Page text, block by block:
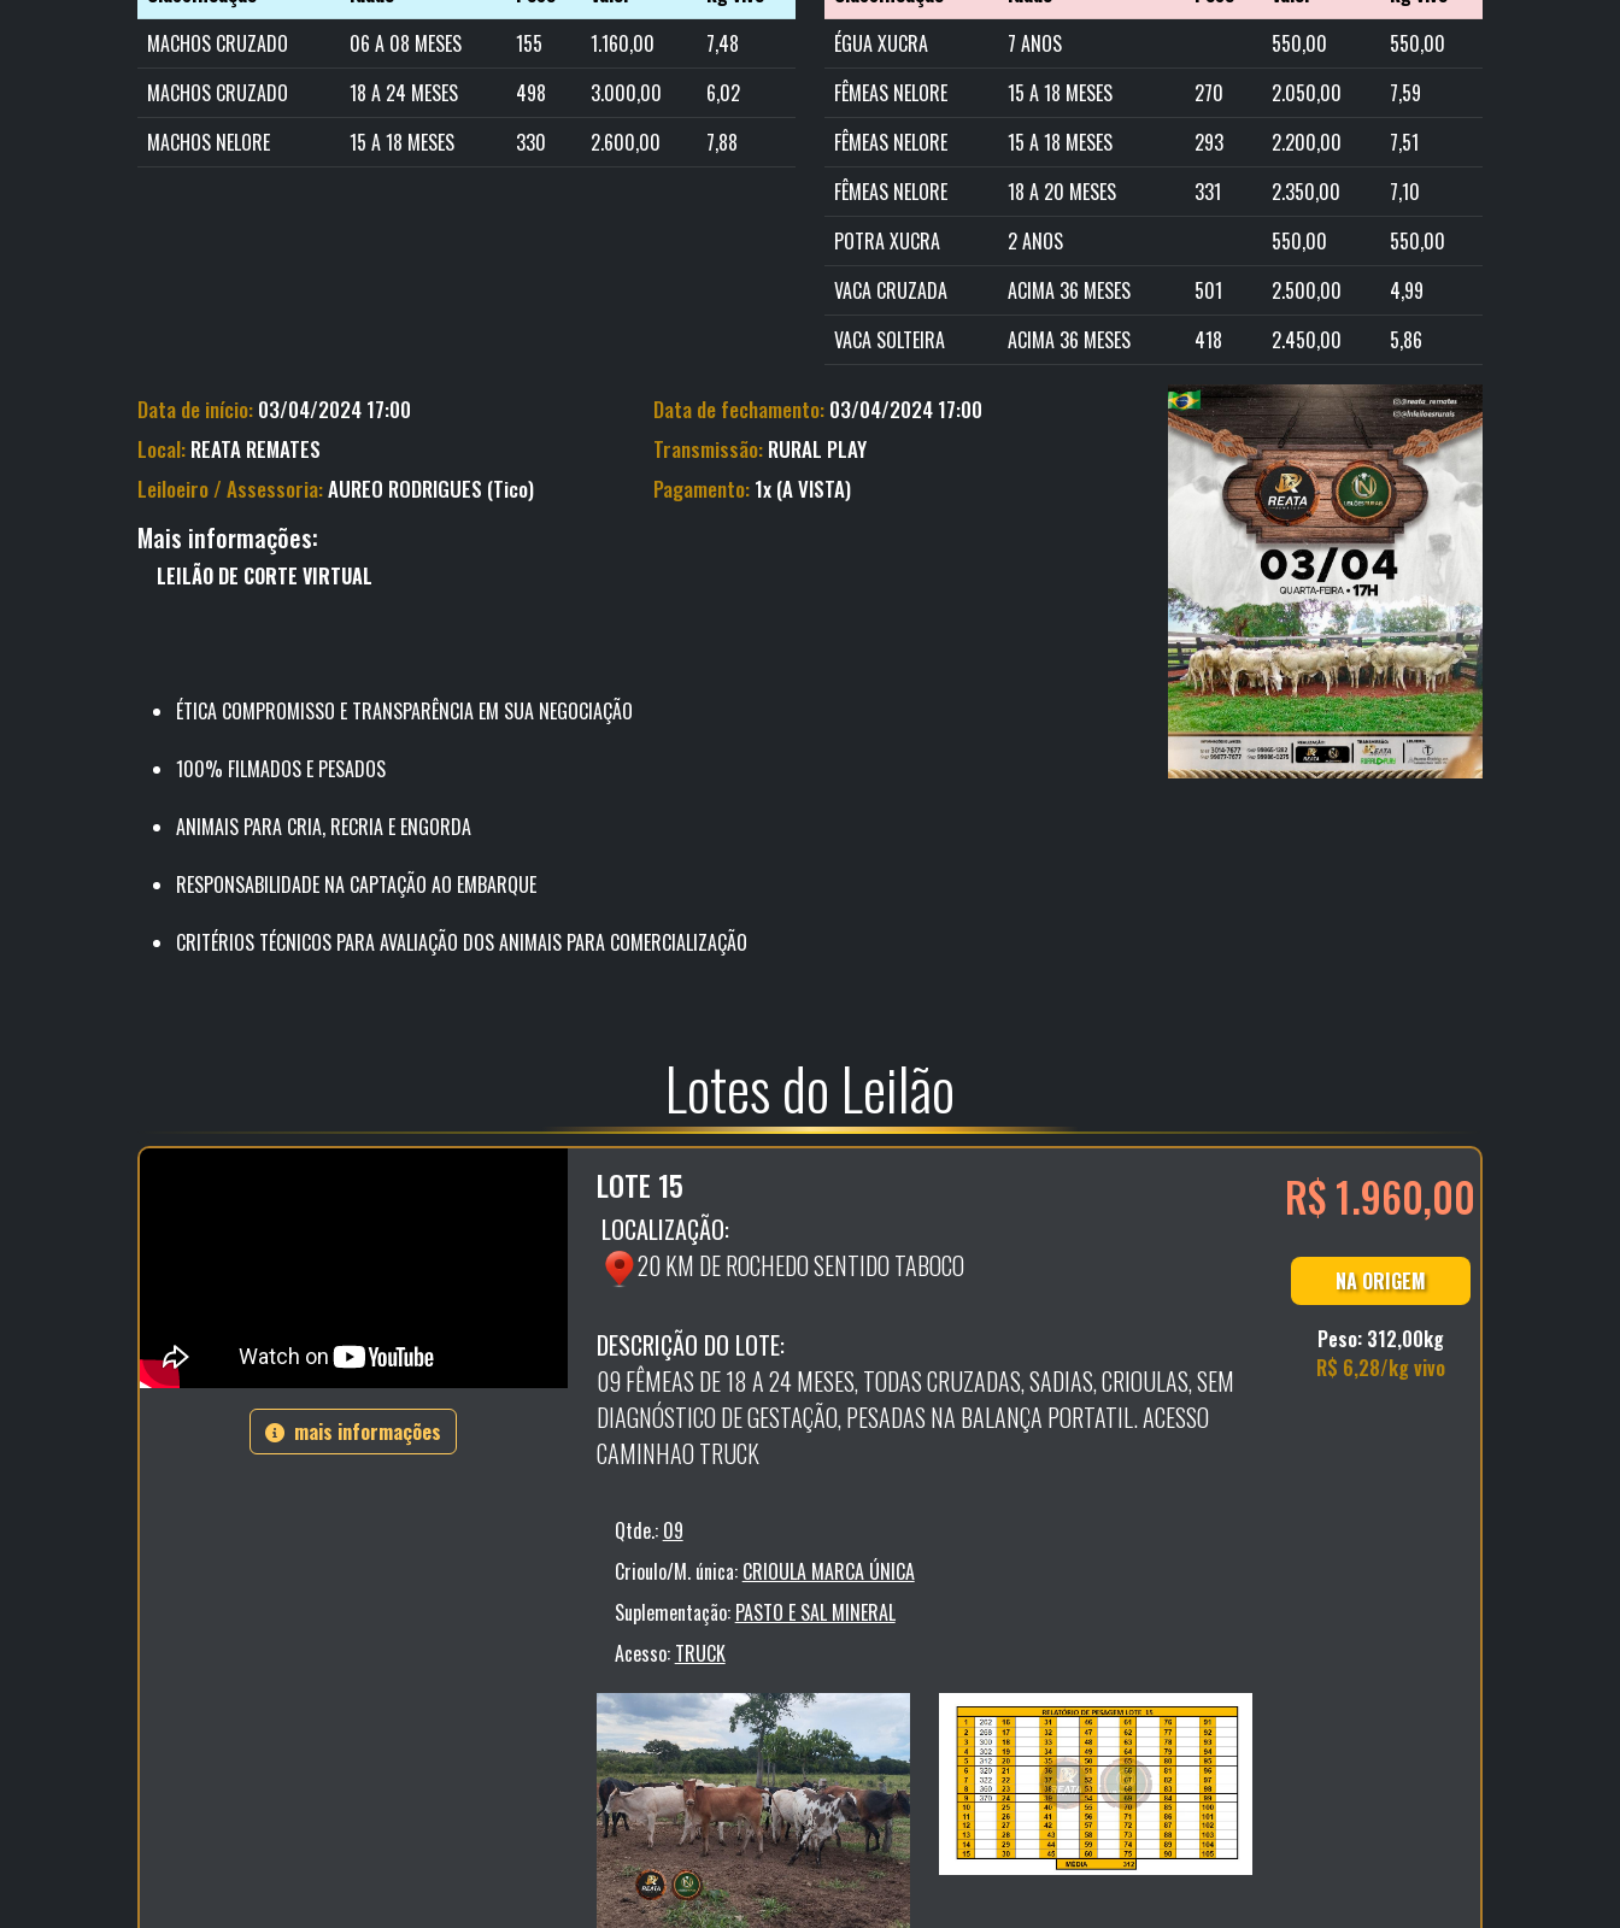
MACHOS CRUZADO
06 A 08 MESES 155 1.160,00
7,48
MACHOS CRUZADO
18 A 24 MESES 498 3.000,00
6,02
MACHOS NELORE
15 A 18 MESES 330 2.600,00 7,88
ÉGUA XUCRA
7 ANOS 550,00
550,00
FÊMEAS NELORE
15 A 18 MESES 270 2.050,00
7,59
FÊMEAS NELORE
15 A 18 MESES 293 2.200,00
7,51
FÊMEAS NELORE
18 A 20 MESES 331 2.350,00
7,10
POTRA XUCRA
2 ANOS 550,00
550,00
VACA CRUZADA
ACIMA 36 MESES 501 2.500,00
4,99
VACA SOLTEIRA
ACIMA 36 MESES 418 2.450,00 5,86
Data de início: 03/04/2024 17:00 Data de fechamento: 03/04/2024 17:00
Local: REATA REMATES Transmissão: RURAL PLAY
Leiloeiro / Assessoria:AUREO RODRIGUES (Tico) Pagamento: 1x (A VISTA)
Mais informações:
LEILÃO DE CORTE VIRTUAL
ÉTICA COMPROMISSO E TRANSPARÊNCIA EM SUA NEGOCIAÇÃO
100% FILMADOS E PESADOS
ANIMAIS PARA CRIA, RECRIA E ENGORDA
RESPONSABILIDADE NA CAPTAÇÃO AO EMBARQUE
CRITÉRIOS TÉCNICOS PARA AVALIAÇÃO DOS ANIMAIS PARA COMERCIALIZAÇÃO
Lotes do Leilão
mais informações
LOTE 15
LOCALIZAÇÃO:
20 KM DE ROCHEDO SENTIDO TABOCO
DESCRIÇÃO DO LOTE:
09 FÊMEAS DE 18 A 24 MESES, TODAS CRUZADAS, SADIAS, CRIOULAS, SEM
DIAGNÓSTICO DE GESTAÇÃO, PESADAS NA BALANÇA PORTATIL. ACESSO
CAMINHAO TRUCK
Qtde.: 09
Crioulo/M. única: CRIOULA MARCA ÚNICA
Suplementação: PASTO E SAL MINERAL
Acesso: TRUCK
R$ 1.960,00
NA ORIGEM
Peso: 312,00kg
R$ 6,28/kg vivo